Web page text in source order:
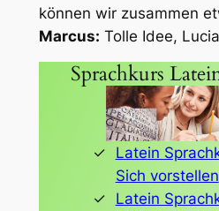
können wir zusammen
Marcus: Tolle Idee,
Sprachkurs
Latein
Sich vorstellen
Latein